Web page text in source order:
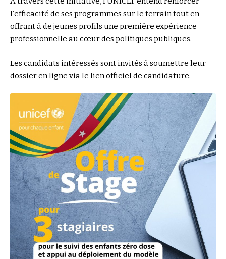
l’efficacité de ses programmes sur le terrain tout en
offrant à de jeunes profils une première expérience
professionnelle au cœur des politiques publiques.
Les candidats intéressés sont invités à soumettre leur
dossier en ligne via le lien officiel de candidature.